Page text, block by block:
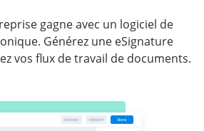
gagne avec un logiciel de
Générez une eSignature
vos flux de travail de documents.